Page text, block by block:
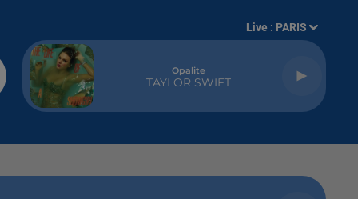
Live : PARIS
Opalite
TAYLOR SWIFT